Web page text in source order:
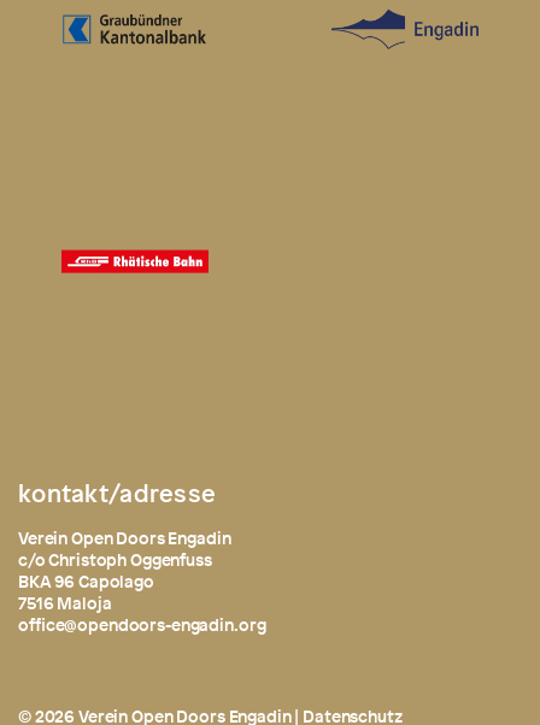
kontakt/adresse
Verein Open Doors Engadin
c/o Christoph Oggenfuss
BKA 96 Capolago
7516 Maloja
office@opendoors-engadin.org
© 2026 Verein Open Doors Engadin | Datenschutz